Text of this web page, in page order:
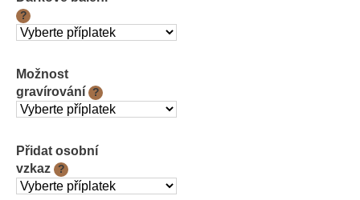
?
Možnost
gravírování
?
Přidat osobní
vzkaz
?